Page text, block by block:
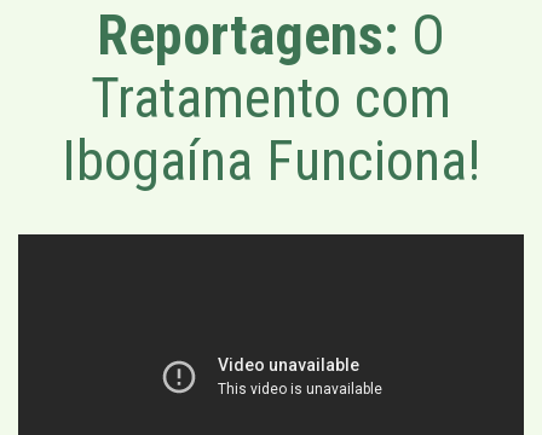
Reportagens: O
Tratamento com
Ibogaína Funciona!